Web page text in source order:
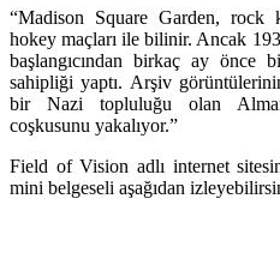
“Madison Square Garden, rock
hokey maçları ile bilinir. Ancak
başlangıcından birkaç ay
sahipliği yaptı. Arşiv
bir Nazi topluluğu olan Alman
coşkusunu yakalıyor.”
Field of Vision adlı internet
mini belgeseli aşağıdan